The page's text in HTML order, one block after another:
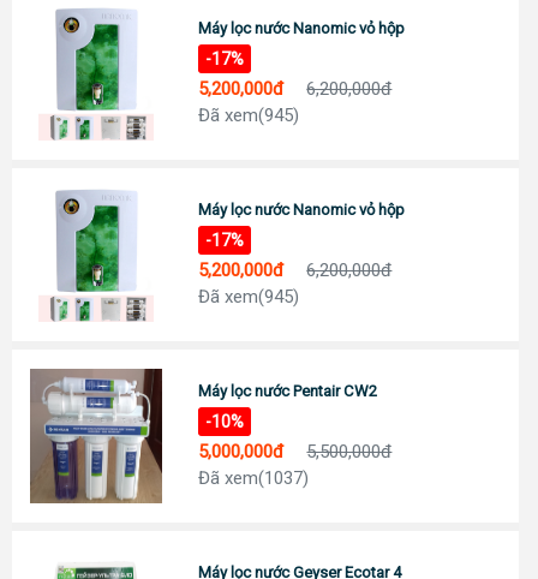
Đc: 743 Huỳnh Văn Lũy, Phường Bình Dương, TP Hồ Chí Minh
ĐT: Call :
0989 958 887
(Zalo)
Chỉ đường
TP Tây Ninh
Đc: 573 Cách Mạng Tháng 8, Phường 3, TP Tây Ninh
0938 74 82 82
CẦN THƠ
Địa chỉ: 369 Đ. Nguyễn Văn Cừ, Phường An Khánh, Ninh Kiều
0911 676 989
Chỉ đường
PHÚ QUỐC
Đc: R303 Đường Ruby 3, Shophouse Bãi Kem, P An Thới, TP Phú Quốc
Máy lọc nước Nanomic vỏ hộp
-17%
5,200,000đ
6,200,000đ
Đã xem(945)
Máy lọc nước Nanomic vỏ hộp
-17%
5,200,000đ
6,200,000đ
Đã xem(945)
Máy lọc nước Pentair CW2
-10%
5,000,000đ
5,500,000đ
Đã xem(1037)
Máy lọc nước Geyser Ecotar 4